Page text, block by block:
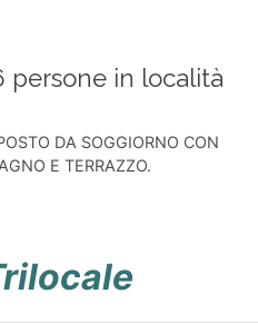
persone in località
DA SOGGIORNO CON
E TERRAZZO.